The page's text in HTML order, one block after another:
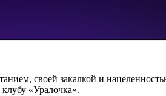
своей закалкой и
«Уралочка».